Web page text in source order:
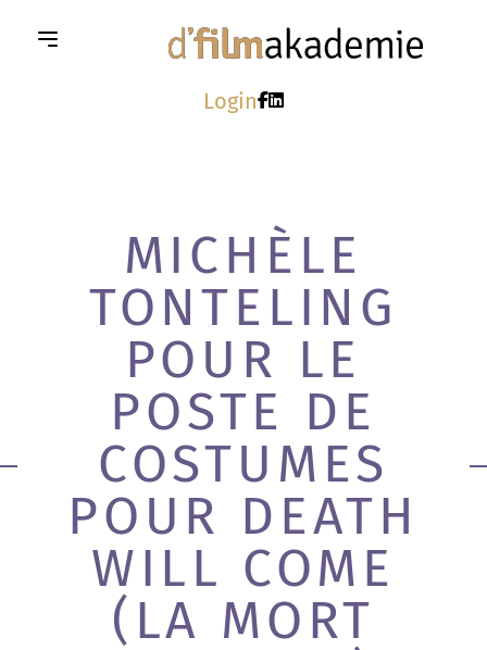
Login
MICHÈLE
TONTELING
POUR LE
POSTE DE
COSTUMES
POUR DEATH
WILL COME
(LA MORT